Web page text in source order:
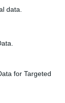
data.
for Targeted